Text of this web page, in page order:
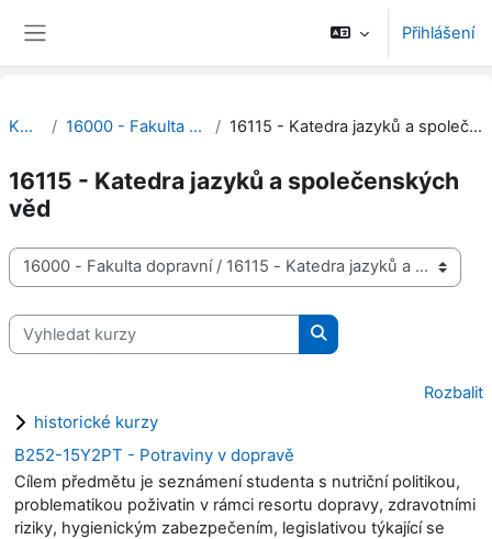
Přihlášení
Kurzy 16000 - Fakulta dopravní 16115 - Katedra jazyků a společenských věd
16115 - Katedra jazyků a společenských
věd
Kategorie kurzů
Vyhledat kurzy
Vyhledat kurzy
Rozbalit
historické kurzy
B252-15Y2PT - Potraviny v dopravě
Cílem předmětu je seznámení studenta s nutriční politikou,
problematikou poživatin v rámci resortu dopravy, zdravotními
riziky, hygienickým zabezpečením, legislativou týkající se